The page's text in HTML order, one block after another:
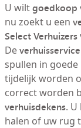
U wiltgoedkoop
nu zoekt u een
Select Verhuizers
Deverhuisservice
spullen in
tijdelijk worden
correct worden
verhuisdekens. U
halen of uw rug